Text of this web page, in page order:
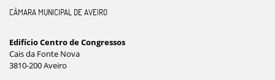
CÂMARA MUNICIPAL DE AVEIRO
Edifício Centro de Congressos
Cais da Fonte Nova
3810-200 Aveiro